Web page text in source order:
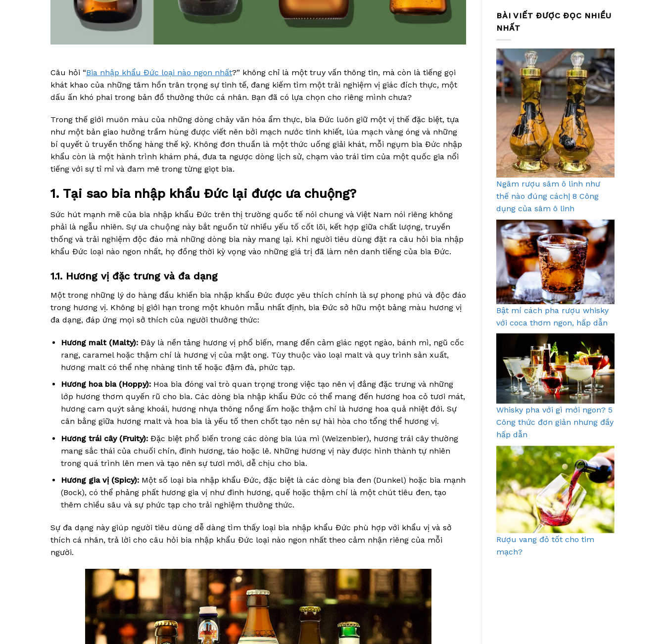
Câu hỏi “Bia nhập khẩu Đức loại nào ngon nhất?” không chỉ là một truy vấn thông tin, mà còn là tiếng gọi
khát khao của những tâm hồn trân trọng sự tinh tế, đang kiếm tìm một trải nghiệm vị giác đích thực, một
dấu ấn khó phai trong bản đồ thưởng thức cá nhân. Bạn đã có lựa chọn cho riêng mình chưa?
Trong thế giới muôn màu của những dòng chảy văn hóa ẩm thực, bia Đức luôn giữ một vị thế đặc biệt, tựa
như một bản giao hưởng trầm hùng được viết nên bởi mạch nước tinh khiết, lúa mạch vàng óng và những
bí quyết ủ truyền thống hàng thế kỷ. Không đơn thuần là một thức uống giải khát, mỗi ngụm bia Đức nhập
khẩu còn là một hành trình khám phá, đưa ta ngược dòng lịch sử, chạm vào trái tim của một quốc gia nổi
tiếng với sự tỉ mỉ và đam mê trong từng giọt bia.
1. Tại sao bia nhập khẩu Đức lại được ưa chuộng?
Sức hút mạnh mẽ của bia nhập khẩu Đức trên thị trường quốc tế nói chung và Việt Nam nói riêng không
phải là ngẫu nhiên. Sự ưa chuộng này bắt nguồn từ nhiều yếu tố cốt lõi, kết hợp giữa chất lượng, truyền
thống và trải nghiệm độc đáo mà những dòng bia này mang lại. Khi người tiêu dùng đặt ra câu hỏi bia nhập
khẩu Đức loại nào ngon nhất, họ đồng thời kỳ vọng vào những giá trị đã làm nên danh tiếng của bia Đức.
1.1. Hương vị đặc trưng và đa dạng
Một trong những lý do hàng đầu khiến bia nhập khẩu Đức được yêu thích chính là sự phong phú và độc đáo
trong hương vị. Không bị giới hạn trong một khuôn mẫu nhất định, bia Đức sở hữu một bảng màu hương vị
đa dạng, đáp ứng mọi sở thích của người thưởng thức:
Hương malt (Malty):Đây là nền tảng hương vị phổ biến, mang đến cảm giác ngọt ngào, bánh mì, ngũ cốc
rang, caramel hoặc thậm chí là hương vị của mật ong. Tùy thuộc vào loại malt và quy trình sản xuất,
hương malt có thể nhẹ nhàng tinh tế hoặc đậm đà, phức tạp.
Hương hoa bia (Hoppy):Hoa bia đóng vai trò quan trọng trong việc tạo nên vị đắng đặc trưng và những
lớp hương thơm quyến rũ cho bia. Các dòng bia nhập khẩu Đức có thể mang đến hương hoa cỏ tươi mát,
hương cam quýt sảng khoái, hương nhựa thông nồng ấm hoặc thậm chí là hương hoa quả nhiệt đới. Sự
cân bằng giữa hương malt và hoa bia là yếu tố then chốt tạo nên sự hài hòa cho tổng thể hương vị.
Hương trái cây (Fruity):Đặc biệt phổ biến trong các dòng bia lúa mì (Weizenbier), hương trái cây thường
mang sắc thái của chuối chín, đinh hương, táo hoặc lê. Những hương vị này được hình thành tự nhiên
trong quá trình lên men và tạo nên sự tươi mới, dễ chịu cho bia.
Hương gia vị (Spicy):Một số loại bia nhập khẩu Đức, đặc biệt là các dòng bia đen (Dunkel) hoặc bia mạnh
(Bock), có thể phảng phất hương gia vị như đinh hương, quế hoặc thậm chí là một chút tiêu đen, tạo
thêm chiều sâu và sự phức tạp cho trải nghiệm thưởng thức.
Sự đa dạng này giúp người tiêu dùng dễ dàng tìm thấy loại bia nhập khẩu Đức phù hợp với khẩu vị và sở
thích cá nhân, trả lời cho câu hỏi bia nhập khẩu Đức loại nào ngon nhất theo cảm nhận riêng của mỗi
người.
BÀI VIẾT ĐƯỢC ĐỌC NHIỀU
NHẤT
Ngâm rượu sâm ô linh như
thế nào đúng cách| 8 Công
dụng của sâm ô linh
Bật mí cách pha rượu whisky
với coca thơm ngon, hấp dẫn
Whisky pha với gì mới ngon? 5
Công thức đơn giản nhưng đầy
hấp dẫn
Rượu vang đỏ tốt cho tim
mạch?